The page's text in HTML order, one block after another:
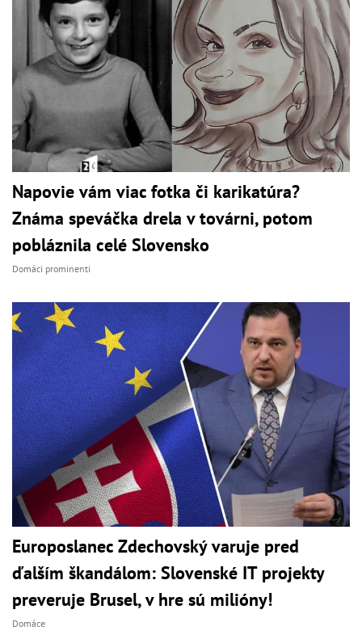
Napovie vám viac fotka či karikatúra?
Známa speváčka drela v továrni, potom
pobláznila celé Slovensko
Domáci prominenti
Europoslanec Zdechovský varuje pred
ďalším škandálom: Slovenské IT projekty
preveruje Brusel, v hre sú milióny!
Domáce